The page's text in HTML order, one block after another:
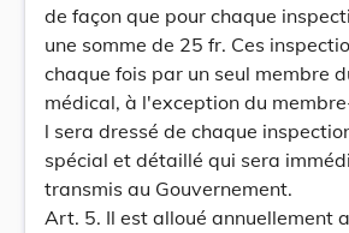
de façon que pour chaque
une somme de 25 fr. Ces
chaque fois par un seul membre
médical, à l'exception du
l sera dressé de chaque
spécial et détaillé qui sera
transmis au Gouvernement.
Art. 5. Il est alloué annuellement